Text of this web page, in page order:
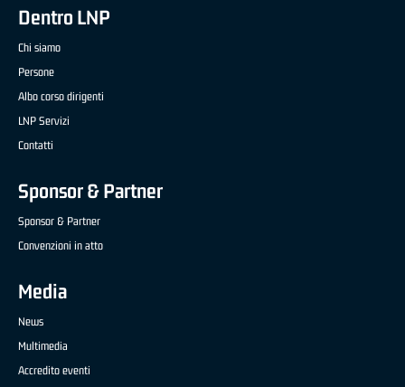
Dentro LNP
Chi siamo
Persone
Albo corso dirigenti
LNP Servizi
Contatti
Sponsor & Partner
Sponsor & Partner
Convenzioni in atto
Media
News
Multimedia
Accredito eventi